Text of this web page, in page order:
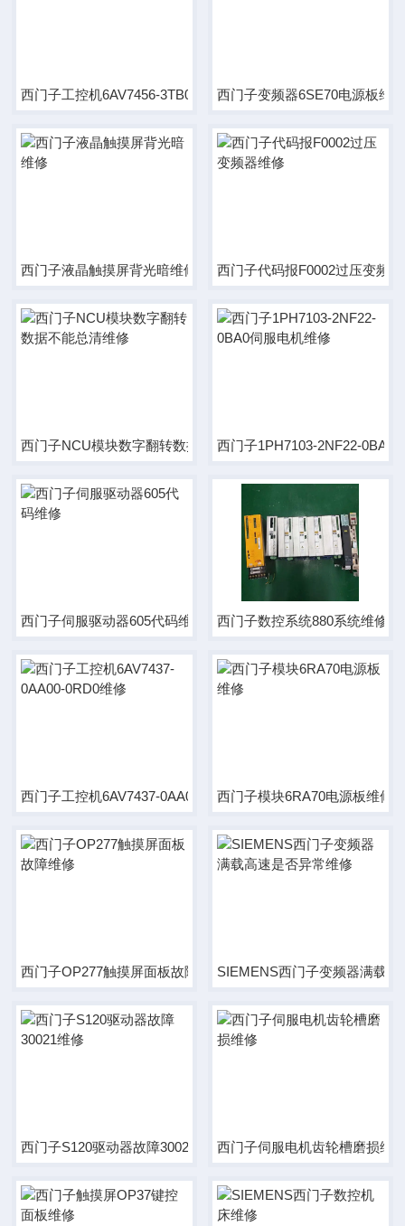
西门子工控机6AV7456-3TB00-0CG0维修西门子变频器6SE70电源板维
西门子液晶触摸屏背光暗维修 西门子代码报F0002过压变频
西门子NCU模块数字翻转数据不能总清维修西门子1PH7103-2NF22-0BA0
西门子伺服驱动器605代码维修 西门子数控系统880系统维修
西门子工控机6AV7437-0AA00-0RD0维修西门子模块6RA70电源板维修
西门子OP277触摸屏面板故障维修SIEMENS西门子变频器满载
西门子S120驱动器故障30021维修西门子伺服电机齿轮槽磨损维